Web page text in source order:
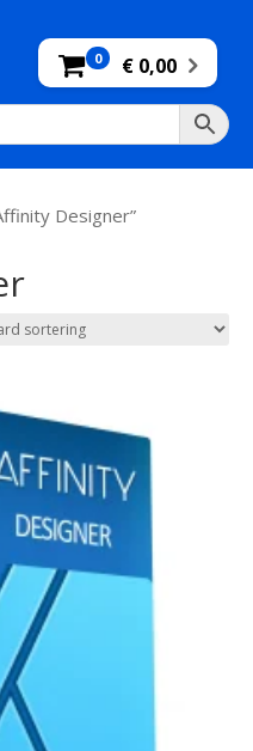
0 € 0,00
Designer”